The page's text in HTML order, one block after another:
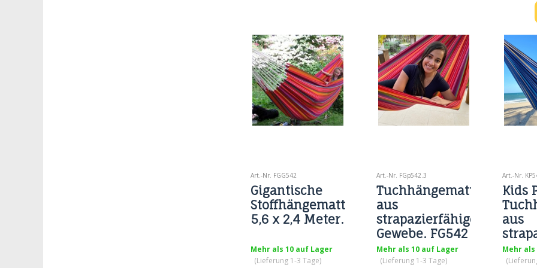
gemütlicher Teppich für die
späten Abendstunden.
Festliche Farben und viele
Modelle der mexikanischen
Teppiche.
Überraschung. Eine wirklich
traumhafte Hängematte.
Art.-Nr. FGG542
Gigantische
Stoffhängematte
5,6 x 2,4 Meter.
Mehr als 10 auf Lager
(Lieferung 1-3 Tage)
Art.-Nr. FGp542.3
Tuchhängematte
aus
strapazierfähigem
Gewebe. FG542
Mehr als 10 auf Lager
(Lieferung 1-3 Tage)
Art.-Nr.
Kids
aus
Mehr